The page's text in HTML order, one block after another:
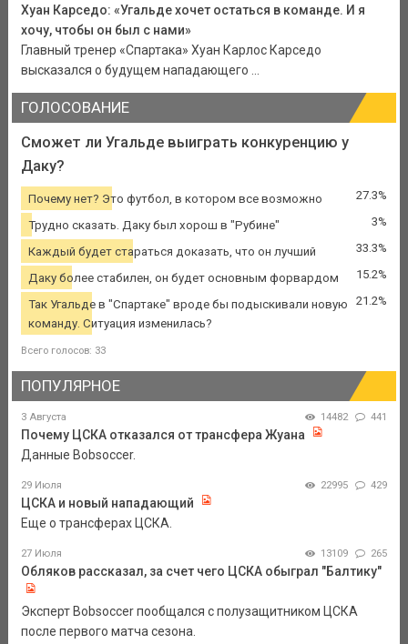
Хуан Карседо: «Угальде хочет остаться в команде. И я
хочу, чтобы он был с нами»
Главный тренер «Спартака» Хуан Карлос Карседо
высказался о будущем нападающего ...
ГОЛОСОВАНИЕ
Сможет ли Угальде выиграть конкуренцию у
Даку?
Почему нет? Это футбол, в котором все возможно 27.3%
Трудно сказать. Даку был хорош в "Рубине" 3%
Каждый будет стараться доказать, что он лучший 33.3%
Даку более стабилен, он будет основным форвардом 15.2%
Так Угальде в "Спартаке" вроде бы подыскивали новую
команду. Ситуация изменилась?
21.2%
Всего голосов: 33
ПОПУЛЯРНОЕ
3 Августа 14482 441
Почему ЦСКА отказался от трансфера Жуана
Данные Bobsoccer.
29 Июля 22995 429
ЦСКА и новый нападающий
Еще о трансферах ЦСКА.
27 Июля 13109 265
Обляков рассказал, за счет чего ЦСКА обыграл "Балтику"
Эксперт Bobsoccer пообщался с полузащитником ЦСКА
после первого матча сезона.